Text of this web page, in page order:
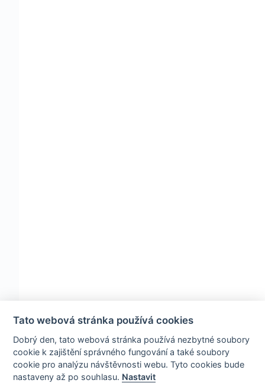
Tato webová stránka používá cookies
Dobrý den, tato webová stránka používá nezbytné soubory
cookie k zajištění správného fungování a také soubory
cookie pro analýzu návštěvnosti webu. Tyto cookies bude
nastaveny až po souhlasu. Nastavit